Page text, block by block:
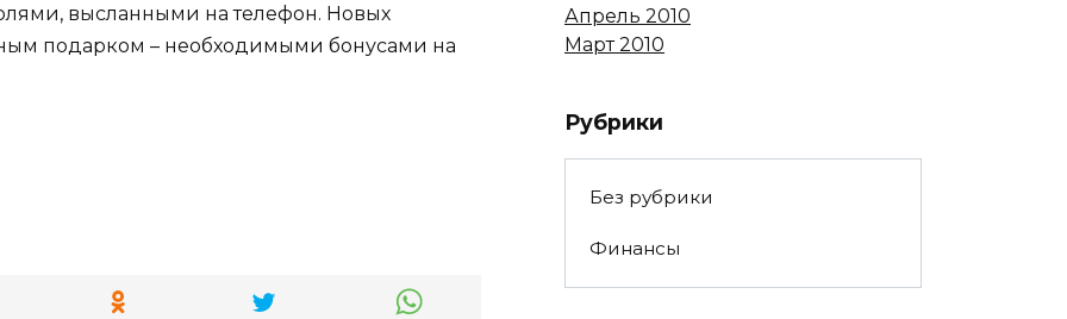
высланными на телефон. Новых
подарком – необходимыми бонусами на
Апрель 2010
Март 2010
Рубрики
Без рубрики
Финансы